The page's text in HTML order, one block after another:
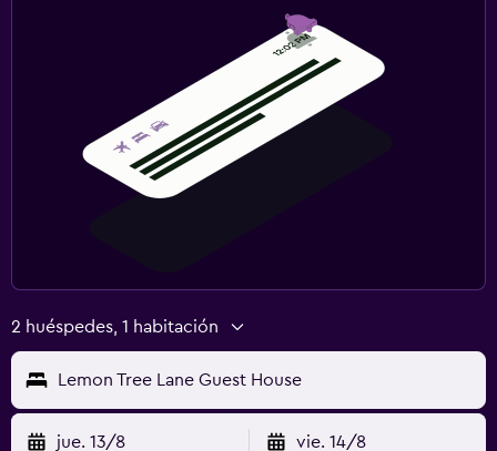
2 huéspedes, 1 habitación
Lemon Tree Lane Guest House
jue. 13/8 vie. 14/8